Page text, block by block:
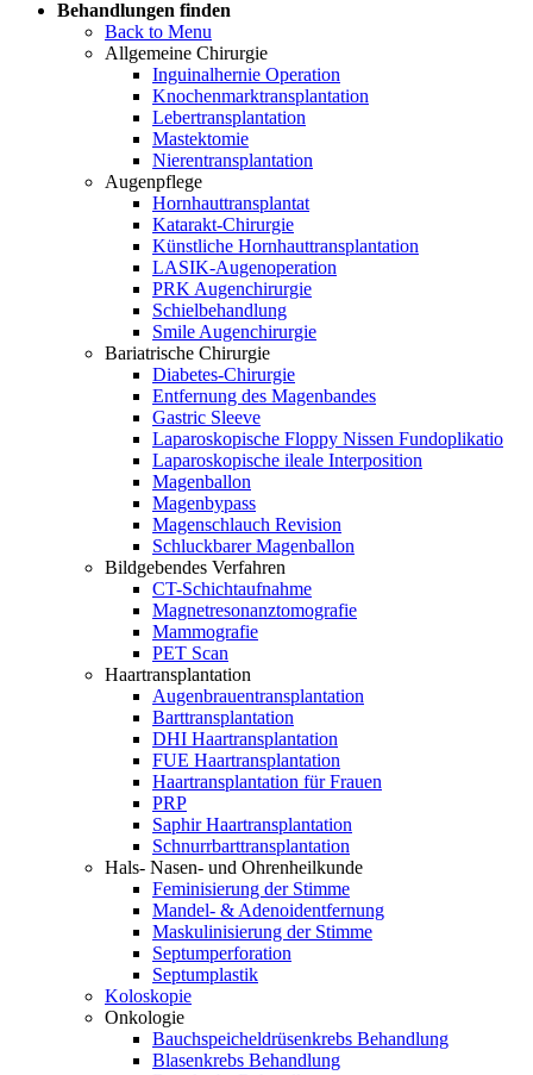
Behandlungen finden
Back to Menu
Allgemeine Chirurgie
Inguinalhernie Operation
Knochenmarktransplantation
Lebertransplantation
Mastektomie
Nierentransplantation
Augenpflege
Hornhauttransplantat
Katarakt-Chirurgie
Künstliche Hornhauttransplantation
LASIK-Augenoperation
PRK Augenchirurgie
Schielbehandlung
Smile Augenchirurgie
Bariatrische Chirurgie
Diabetes-Chirurgie
Entfernung des Magenbandes
Gastric Sleeve
Laparoskopische Floppy Nissen Fundoplikatio
Laparoskopische ileale Interposition
Magenballon
Magenbypass
Magenschlauch Revision
Schluckbarer Magenballon
Bildgebendes Verfahren
CT-Schichtaufnahme
Magnetresonanztomografie
Mammografie
PET Scan
Haartransplantation
Augenbrauentransplantation
Barttransplantation
DHI Haartransplantation
FUE Haartransplantation
Haartransplantation für Frauen
PRP
Saphir Haartransplantation
Schnurrbarttransplantation
Hals- Nasen- und Ohrenheilkunde
Feminisierung der Stimme
Mandel- & Adenoidentfernung
Maskulinisierung der Stimme
Septumperforation
Septumplastik
Koloskopie
Onkologie
Bauchspeicheldrüsenkrebs Behandlung
Blasenkrebs Behandlung